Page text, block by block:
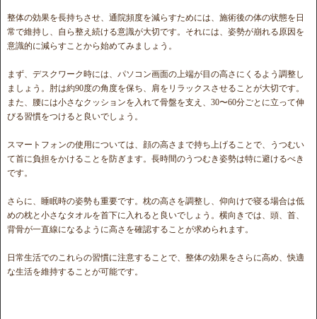
整体の効果を長持ちさせ、通院頻度を減らすためには、施術後の体の状態を日
常で維持し、自ら整え続ける意識が大切です。それには、姿勢が崩れる原因を
意識的に減らすことから始めてみましょう。
まず、デスクワーク時には、パソコン画面の上端が目の高さにくるよう調整し
ましょう。肘は約90度の角度を保ち、肩をリラックスさせることが大切です。
また、腰には小さなクッションを入れて骨盤を支え、30〜60分ごとに立って伸
びる習慣をつけると良いでしょう。
スマートフォンの使用については、顔の高さまで持ち上げることで、うつむい
て首に負担をかけることを防ぎます。長時間のうつむき姿勢は特に避けるべき
です。
さらに、睡眠時の姿勢も重要です。枕の高さを調整し、仰向けで寝る場合は低
めの枕と小さなタオルを首下に入れると良いでしょう。横向きでは、頭、首、
背骨が一直線になるように高さを確認することが求められます。
日常生活でのこれらの習慣に注意することで、整体の効果をさらに高め、快適
な生活を維持することが可能です。